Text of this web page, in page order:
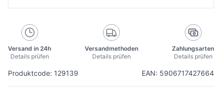
Produktcode: 129139 EAN: 5906717427664
Versand in 24h
Details prüfen
Versandmethoden
Details prüfen
Zahlungsarten
Details prüfen